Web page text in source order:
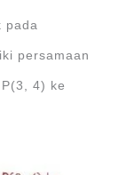
pada
persamaan
4) ke